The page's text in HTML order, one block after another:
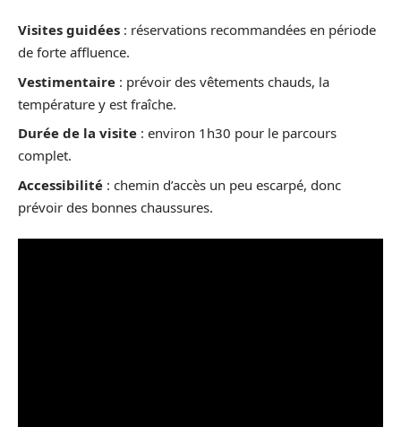
Visites guidées : réservations recommandées en période
de forte affluence.
Vestimentaire : prévoir des vêtements chauds, la
température y est fraîche.
Durée de la visite : environ 1h30 pour le parcours
complet.
Accessibilité : chemin d’accès un peu escarpé, donc
prévoir des bonnes chaussures.